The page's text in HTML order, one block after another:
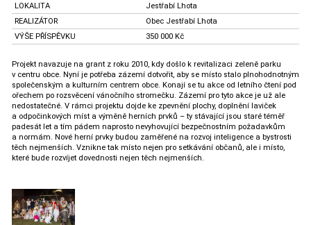
LOKALITA
Jestřabí Lhota
REALIZÁTOR
Obec Jestřabí Lhota
VÝŠE PŘÍSPĚVKU
350 000 Kč
Projekt navazuje na grant z roku 2010, kdy došlo k revitalizaci zeleně parku
v centru obce. Nyní je potřeba zázemí dotvořit, aby se místo stalo plnohodnotným
společenským a kulturním centrem obce. Konají se tu akce od letního čtení pod
ořechem po rozsvěcení vánočního stromečku. Zázemí pro tyto akce je už ale
nedostatečné. V rámci projektu dojde ke zpevnění plochy, doplnění laviček
a odpočinkových míst a výměně herních prvků – ty stávající jsou staré téměř
padesát let a tím pádem naprosto nevyhovující bezpečnostním požadavkům
a normám. Nové herní prvky budou zaměřené na rozvoj inteligence a bystrosti
těch nejmenších. Vznikne tak místo nejen pro setkávání občanů, ale i místo,
které bude rozvíjet dovednosti nejen těch nejmenších.